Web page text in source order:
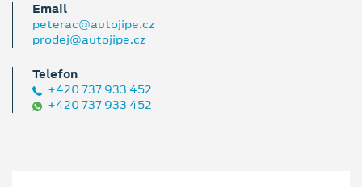
Email
peterac@autojipe.cz
prodej@autojipe.cz
Telefon
+420 737 933 452
+420 737 933 452